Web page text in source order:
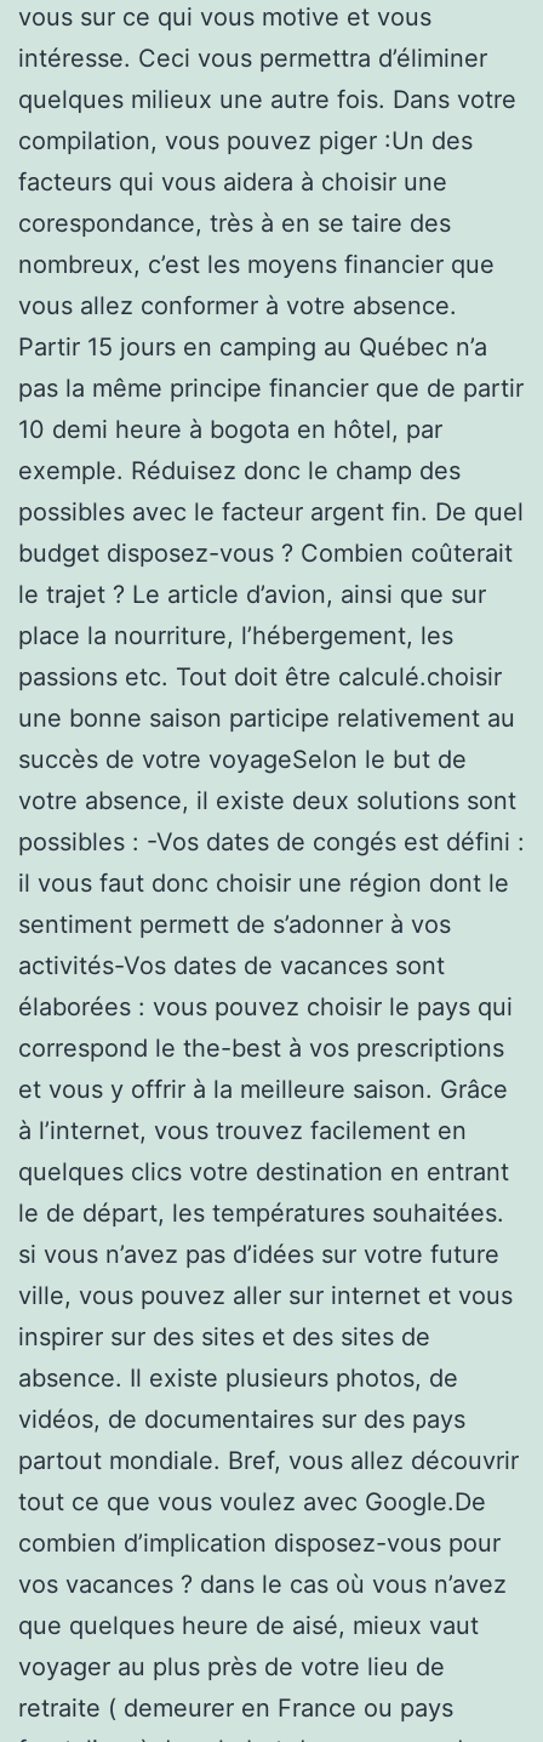
vous sur ce qui vous motive et vous
intéresse. Ceci vous permettra d’éliminer
quelques milieux une autre fois. Dans votre
compilation, vous pouvez piger :Un des
facteurs qui vous aidera à choisir une
corespondance, très à en se taire des
nombreux, c’est les moyens financier que
vous allez conformer à votre absence.
Partir 15 jours en camping au Québec n’a
pas la même principe financier que de partir
10 demi heure à bogota en hôtel, par
exemple. Réduisez donc le champ des
possibles avec le facteur argent fin. De quel
budget disposez-vous ? Combien coûterait
le trajet ? Le article d’avion, ainsi que sur
place la nourriture, l’hébergement, les
passions etc. Tout doit être calculé.choisir
une bonne saison participe relativement au
succès de votre voyageSelon le but de
votre absence, il existe deux solutions sont
possibles : -Vos dates de congés est défini :
il vous faut donc choisir une région dont le
sentiment permett de s’adonner à vos
activités-Vos dates de vacances sont
élaborées : vous pouvez choisir le pays qui
correspond le the-best à vos prescriptions
et vous y offrir à la meilleure saison. Grâce
à l’internet, vous trouvez facilement en
quelques clics votre destination en entrant
le de départ, les températures souhaitées.
si vous n’avez pas d’idées sur votre future
ville, vous pouvez aller sur internet et vous
inspirer sur des sites et des sites de
absence. Il existe plusieurs photos, de
vidéos, de documentaires sur des pays
partout mondiale. Bref, vous allez découvrir
tout ce que vous voulez avec Google.De
combien d’implication disposez-vous pour
vos vacances ? dans le cas où vous n’avez
que quelques heure de aisé, mieux vaut
voyager au plus près de votre lieu de
retraite ( demeurer en France ou pays